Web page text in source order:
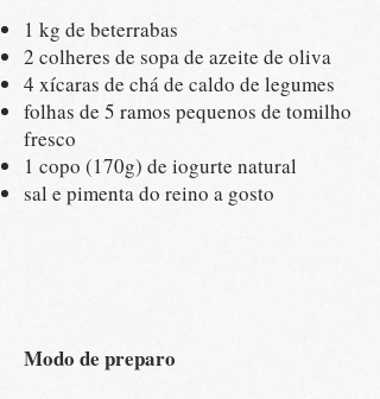
1 kg de beterrabas
2 colheres de sopa de azeite de oliva
4 xícaras de chá de caldo de legumes
folhas de 5 ramos pequenos de tomilho
fresco
1 copo (170g) de iogurte natural
sal e pimenta do reino a gosto
Modo de preparo